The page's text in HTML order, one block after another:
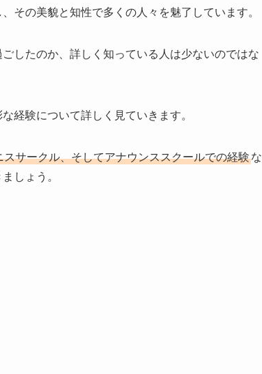
その美貌と知性で多くの人々を魅了しています。
したのか、詳しく知っている人は少ないのではな
経験について詳しく見ていきます。
サークル、そしてアナウンススクールでの経験な
しょう。